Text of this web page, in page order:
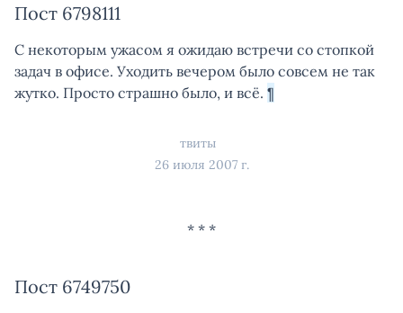
Пост 6798111
С некоторым ужасом я ожидаю встречи со стопкой
задач в офисе. Уходить вечером было совсем не так
жутко. Просто страшно было, и всё. ¶
твиты
26 июля 2007 г.
Пост 6749750